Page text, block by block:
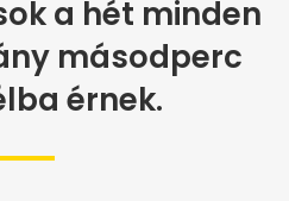
a hét minden
másodperc
érnek.